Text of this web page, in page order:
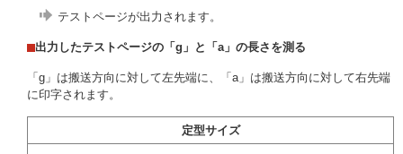
テストページが出力されます。
出力したテストページの「g」と「a」の長さを測る
「g」は搬送方向に対して左先端に、「a」は搬送方向に対して右先端
に印字されます。
定型サイズ